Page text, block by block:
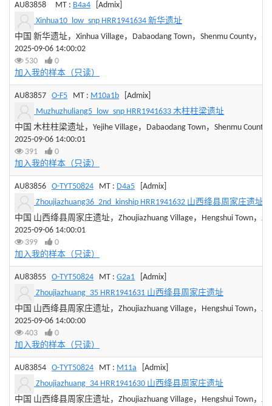
AU83858 MT : B4a4 [Admix]
Xinhua10_low_snp HRR1941634 新华遗址
中国 新华遗址，Xinhua Village，Dabaodang Town，Shenmu County，
2025-09-06 14:00:02
530
0
加入我的样本（只读）
AU83857 O-F5 MT : M10a1b [Admix]
Muzhuzhuliang5_low_snp HRR1941633 木柱柱梁遗址
中国 木柱柱梁遗址，Yejihe Village，Dabaodang Town，Shenmu County
2025-09-06 14:00:01
391
0
加入我的样本（只读）
AU83856 O-TYT50824 MT : D4a5 [Admix]
Zhoujiazhuang36_2nd_kinship HRR1941632 山西绛县周家庄遗址
中国 山西绛县周家庄遗址，Zhoujiazhuang Village，Hengshui Town，
2025-09-06 14:00:01
399
0
加入我的样本（只读）
AU83855 O-TYT50824 MT : G2a1 [Admix]
Zhoujiazhuang_35 HRR1941631 山西绛县周家庄遗址
中国 山西绛县周家庄遗址，Zhoujiazhuang Village，Hengshui Town，
2025-09-06 14:00:00
403
0
加入我的样本（只读）
AU83854 O-TYT50824 MT : M11a [Admix]
Zhoujiazhuang_34 HRR1941630 山西绛县周家庄遗址
中国 山西绛县周家庄遗址，Zhoujiazhuang Village，Hengshui Town，